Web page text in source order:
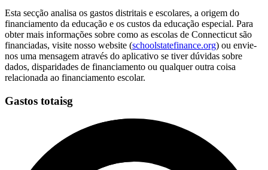
Esta secção analisa os gastos distritais e escolares, a origem do
financiamento da educação e os custos da educação especial. Para
obter mais informações sobre como as escolas de Connecticut são
financiadas, visite nosso website (schoolstatefinance.org) ou envie-
nos uma mensagem através do aplicativo se tiver dúvidas sobre
dados, disparidades de financiamento ou qualquer outra coisa
relacionada ao financiamento escolar.
Gastos totaisg